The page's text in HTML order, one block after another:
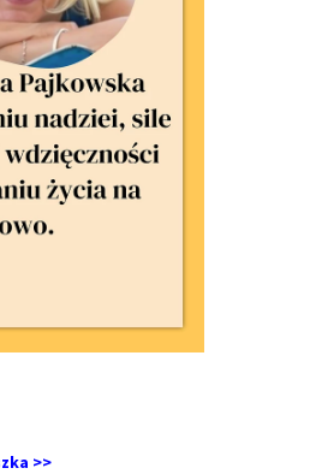
>>